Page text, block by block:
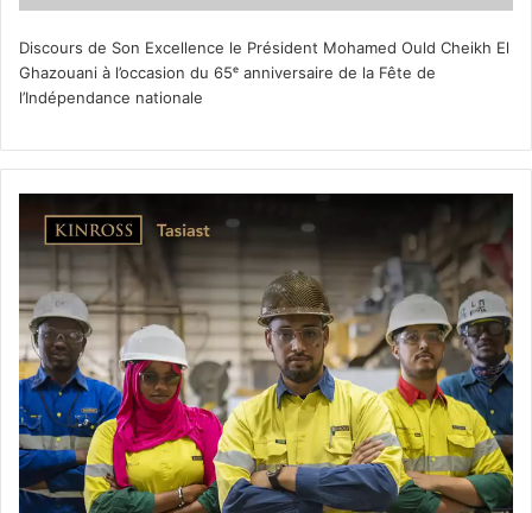
Discours de Son Excellence le Président Mohamed Ould Cheikh El
Ghazouani à l’occasion du 65ᵉ anniversaire de la Fête de
l’Indépendance nationale